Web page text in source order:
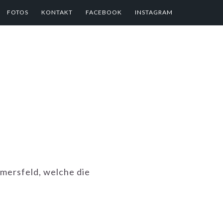
FOTOS KONTAKT FACEBOOK INSTAGRAM
welche die